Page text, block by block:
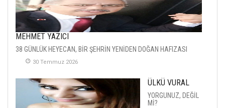
MEHMET YAZICI
38 GÜNLÜK HEYECAN, BİR ŞEHRİN YENİDEN DOĞAN HAFIZASI
30 Temmuz 2026
ÜLKÜ VURAL
YORGUNUZ, DEĞİL
Mİ?